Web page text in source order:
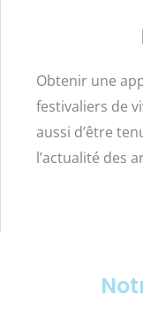
Obtenir une
festivaliers de
aussi d’être
l’actualité des